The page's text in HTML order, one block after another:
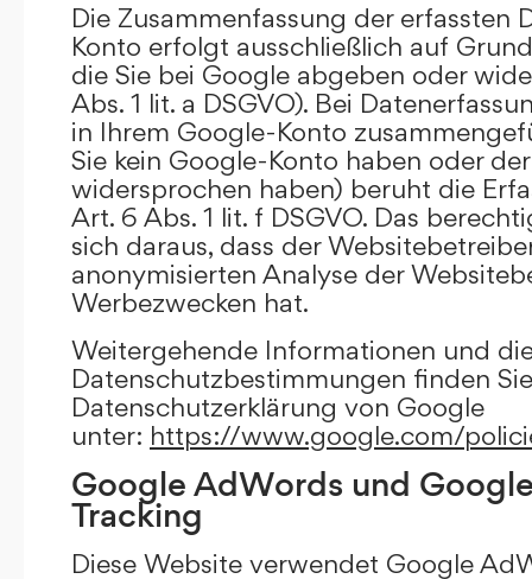
Die Zusammenfassung der erfassten
Konto erfolgt ausschließlich auf
die Sie bei Google abgeben oder
Abs. 1 lit. a DSGVO). Bei
in Ihrem Google-Konto
Sie kein Google-Konto haben oder
widersprochen haben) beruht die
Art. 6 Abs. 1 lit. f DSGVO. Das
sich daraus, dass der
anonymisierten Analyse der
Werbezwecken hat.
Weitergehende Informationen und
Datenschutzbestimmungen finden
Datenschutzerklärung von Google
unter: https://www.google.com/
Google AdWords und
Tracking
Diese Website verwendet Google